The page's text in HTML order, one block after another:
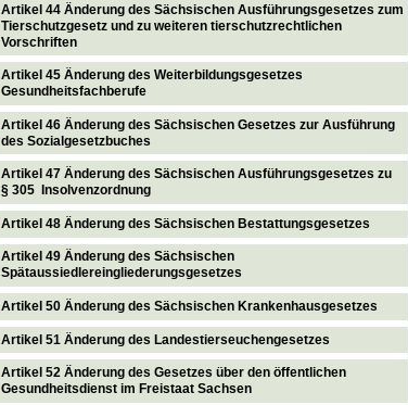
Artikel 44 Änderung des Sächsischen Ausführungsgesetzes zum
Tierschutzgesetz und zu weiteren tierschutzrechtlichen
Vorschriften
Artikel 45 Änderung des Weiterbildungsgesetzes
Gesundheitsfachberufe
Artikel 46 Änderung des Sächsischen Gesetzes zur Ausführung
des Sozialgesetzbuches
Artikel 47 Änderung des Sächsischen Ausführungsgesetzes zu
§ 305 Insolvenzordnung
Artikel 48 Änderung des Sächsischen Bestattungsgesetzes
Artikel 49 Änderung des Sächsischen
Spätaussiedlereingliederungsgesetzes
Artikel 50 Änderung des Sächsischen Krankenhausgesetzes
Artikel 51 Änderung des Landestierseuchengesetzes
Artikel 52 Änderung des Gesetzes über den öffentlichen
Gesundheitsdienst im Freistaat Sachsen